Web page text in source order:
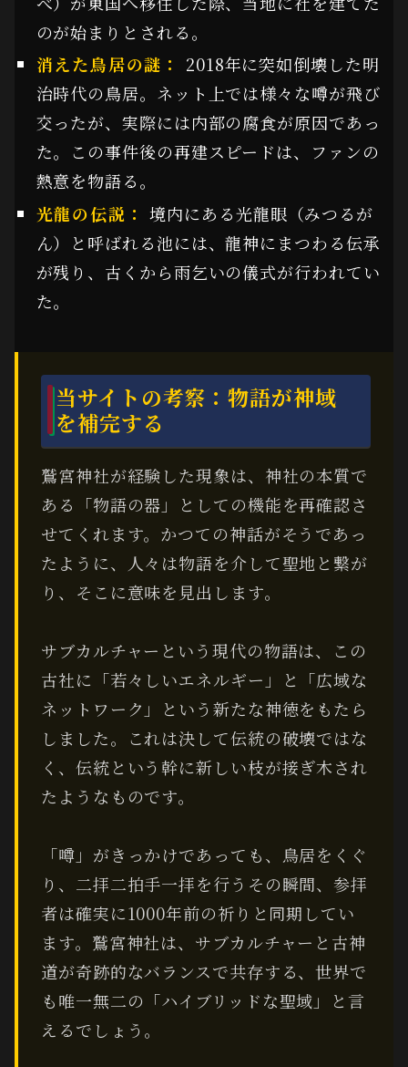
のが始まりとされる。
消えた鳥居の謎：
2018年に突如倒壊した明
治時代の鳥居。ネット上では様々な噂が飛び
交ったが、実際には内部の腐食が原因であっ
た。この事件後の再建スピードは、ファンの
熱意を物語る。
光龍の伝説： 境内にある光龍眼（みつるが
ん）と呼ばれる池には、龍神にまつわる伝承
が残り、古くから雨乞いの儀式が行われてい
た。
当サイトの考察：物語が神域
を補完する
鷲宮神社が経験した現象は、神社の本質で
ある「物語の器」としての機能を再確認さ
せてくれます。かつての神話がそうであっ
たように、人々は物語を介して聖地と繋が
り、そこに意味を見出します。
サブカルチャーという現代の物語は、この
古社に「若々しいエネルギー」と「広域な
ネットワーク」という新たな神徳をもたら
しました。これは決して伝統の破壊ではな
く、伝統という幹に新しい枝が接ぎ木され
たようなものです。
「噂」がきっかけであっても、鳥居をくぐ
り、二拝二拍手一拝を行うその瞬間、参拝
者は確実に1000年前の祈りと同期してい
ます。鷲宮神社は、サブカルチャーと古神
道が奇跡的なバランスで共存する、世界で
も唯一無二の「ハイブリッドな聖域」と言
えるでしょう。